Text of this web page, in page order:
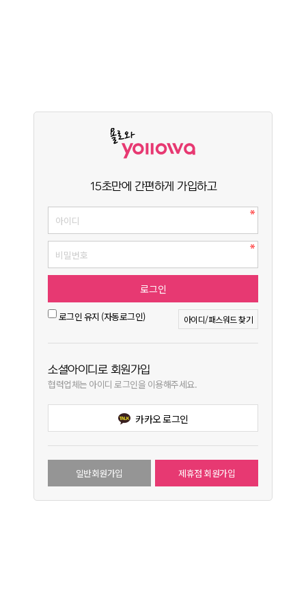
15초만에 간편하게 가입하고
로그인 유지 (자동로그인) 아이디/패스워드 찾기
소셜아이디로 회원가입
협력업체는 아이디 로그인을 이용해주세요.
카카오 로그인
일반회원가입 제휴점 회원가입